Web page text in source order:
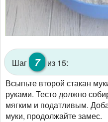
Шаг 7
из 15:
Всыпьте второй стакан
руками. Тесто должно
мягким и податливым.
муки, продолжайте замес.